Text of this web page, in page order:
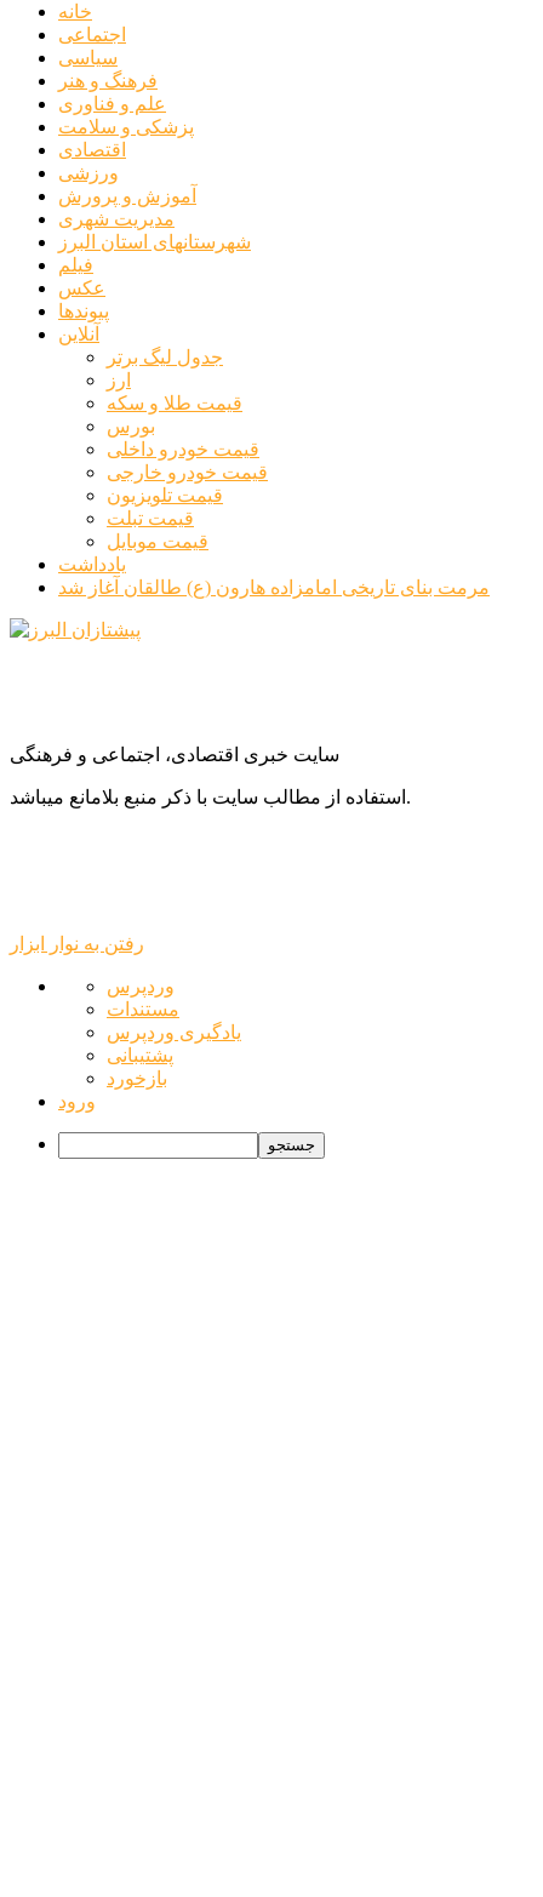
خانه
اجتماعی
سیاسی
فرهنگ و هنر
علم و فناوری
پزشکی و سلامت
اقتصادی
ورزشی
آموزش و پرورش
مدیریت شهری
شهرستانهای استان البرز
فیلم
عکس
پیوندها
آنلاین
جدول لیگ برتر
ارز
قیمت طلا و سکه
بورس
قیمت خودرو داخلی
قیمت خودرو خارجی
قیمت تلویزیون
قیمت تبلت
قیمت موبایل
یادداشت
مرمت بنای تاریخی امامزاده هارون (ع) طالقان آغاز شد
سایت خبری اقتصادی، اجتماعی و فرهنگی
استفاده از مطالب سایت با ذکر منبع بلامانع میباشد.
رفتن به نوار ابزار
درباره
وردپرس
وردپرس
مستندات
یادگیری وردپرس
پشتیبانی
بازخورد
ورود
جستجو